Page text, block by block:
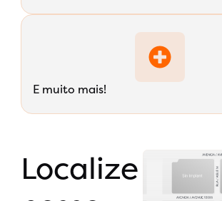
E muito mais!
Localize